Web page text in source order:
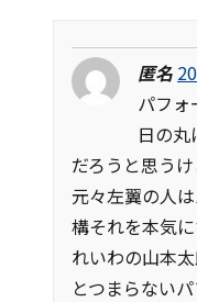
匿名
パフォ
日の
だろうと思う
元々左翼の人
構それを本気
れいわの山本
とつまらない